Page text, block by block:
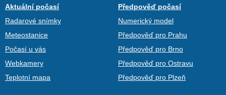
Aktuální počasí
Radarové snímky
Meteostanice
Počasí u vás
Webkamery
Teplotní mapa
Předpověď počasí
Numerický model
Předpověď pro Prahu
Předpověď pro Brno
Předpověď pro Ostravu
Předpověď pro Plzeň